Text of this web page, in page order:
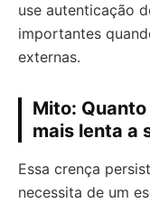
use autenticação
importantes
externas.
Mito:
mais lenta a
Essa crença
necessita de um